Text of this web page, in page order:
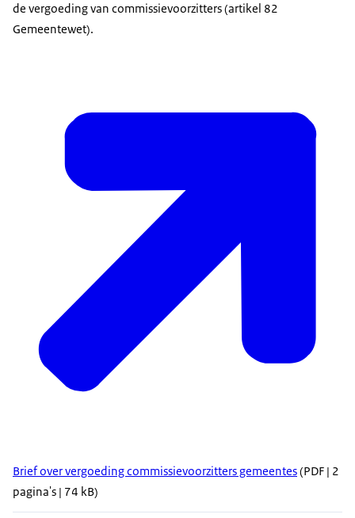
de vergoeding van commissievoorzitters (artikel 82
Gemeentewet).
Brief over vergoeding commissievoorzitters gemeentes(PDF | 2
pagina's | 74 kB)